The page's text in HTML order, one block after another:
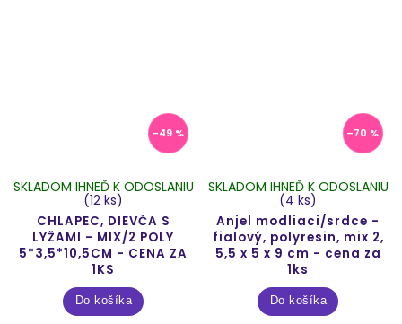
–49 %
CHLAPEC, DIEVČA S
LYŽAMI - MIX/2 POLY
5*3,5*10,5CM - CENA ZA
1KS
SKLADOM IHNEĎ K ODOSLANIU
(12 ks)
Do košíka
–70 %
Anjel modliaci/srdce -
fialový, polyresin, mix 2,
5,5 x 5 x 9 cm - cena za
1ks
SKLADOM IHNEĎ K ODOSLANIU
(4 ks)
Do košíka